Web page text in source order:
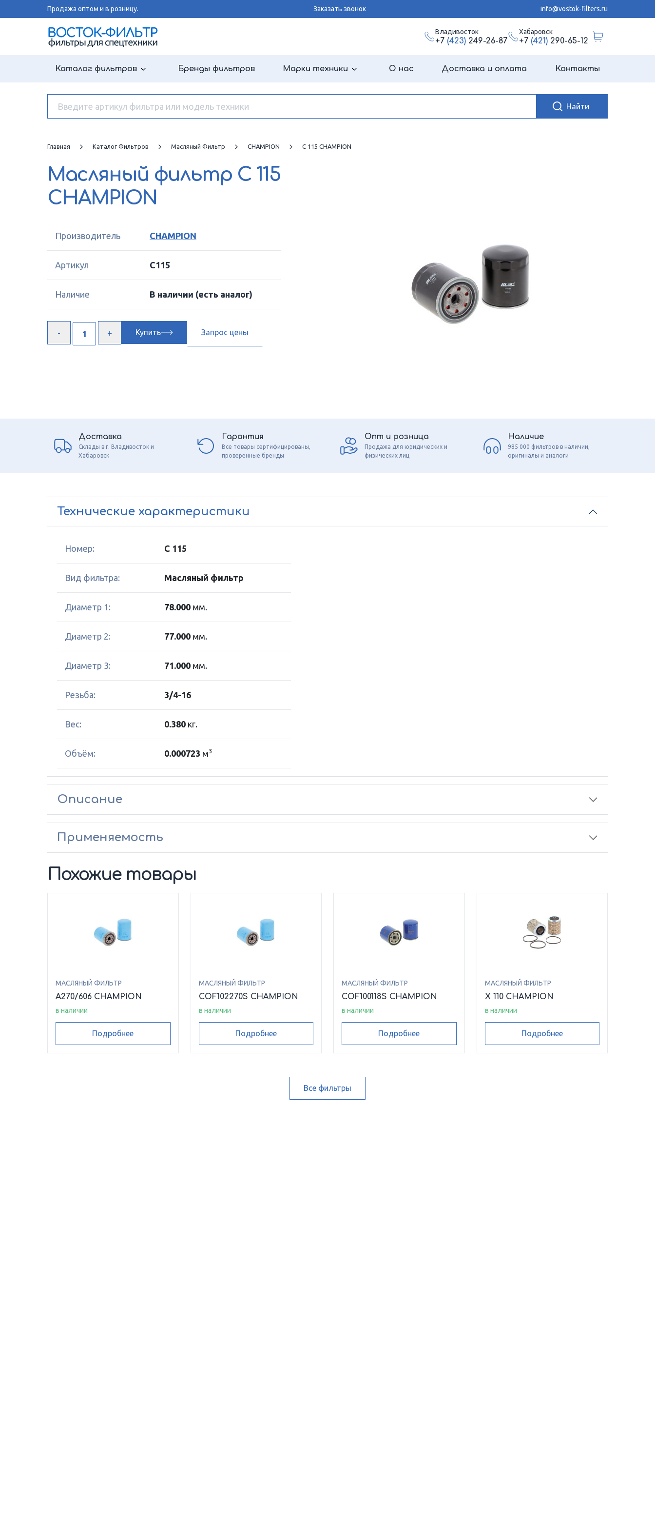
Продажа оптом и в розницу. Заказать звонок info@vostok-filters.ru
Владивосток
+7 (423)249-26-87
Хабаровск
+7 (421)290-65-12
Каталог фильтров Бренды фильтров Марки техники О нас Доставка и оплата Контакты
Главная Каталог Фильтров Масляный Фильтр CHAMPION C 115 CHAMPION
Масляный фильтр C 115
CHAMPION
Производитель CHAMPION
Артикул C115
Наличие В наличии (есть аналог)
Купить Запрос цены
Доставка
Склады в г. Владивосток и
Хабаровск
Гарантия
Все товары сертифицированы,
проверенные бренды
Опт и розница
Продажа для юридических и
физических лиц
Наличие
985 000 фильтров в наличии,
оригиналы и аналоги
Технические характеристики
Номер: C 115
Вид фильтра: Масляный фильтр
Диаметр 1: 78.000 мм.
Диаметр 2: 77.000 мм.
Диаметр 3: 71.000 мм.
Резьба: 3/4-16
Вес: 0.380 кг.
Объём: 0.000723 м3
Описание
Применяемость
Похожие товары
МАСЛЯНЫЙ ФИЛЬТР
A270/606 CHAMPION
в наличии
Подробнее
МАСЛЯНЫЙ ФИЛЬТР
COF102270S CHAMPION
в наличии
Подробнее
МАСЛЯНЫЙ ФИЛЬТР
COF100118S CHAMPION
в наличии
Подробнее
МАСЛЯНЫЙ ФИЛЬТР
X 110 CHAMPION
в наличии
Подробнее
Все фильтры